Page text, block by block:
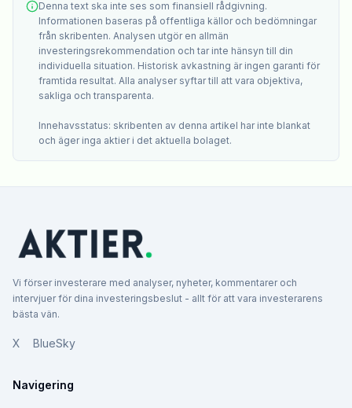
Denna text ska inte ses som finansiell rådgivning.
Informationen baseras på offentliga källor och bedömningar
från skribenten. Analysen utgör en allmän
investeringsrekommendation och tar inte hänsyn till din
individuella situation. Historisk avkastning är ingen garanti för
framtida resultat. Alla analyser syftar till att vara objektiva,
sakliga och transparenta.
Innehavsstatus: skribenten av denna artikel har inte blankat
och äger inga aktier i det aktuella bolaget.
Vi förser investerare med analyser, nyheter, kommentarer och
intervjuer för dina investeringsbeslut - allt för att vara investerarens
bästa vän.
X BlueSky
Navigering